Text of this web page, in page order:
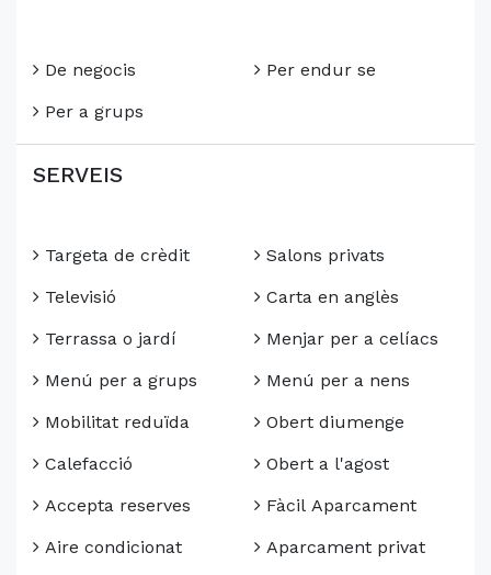
De negocis
Per a grups
Per endur se
SERVEIS
Targeta de crèdit
Televisió
Terrassa o jardí
Menú per a grups
Mobilitat reduïda
Calefacció
Accepta reserves
Aire condicionat
Salons privats
Carta en anglès
Menjar per a celíacs
Menú per a nens
Obert diumenge
Obert a l'agost
Fàcil Aparcament
Aparcament privat